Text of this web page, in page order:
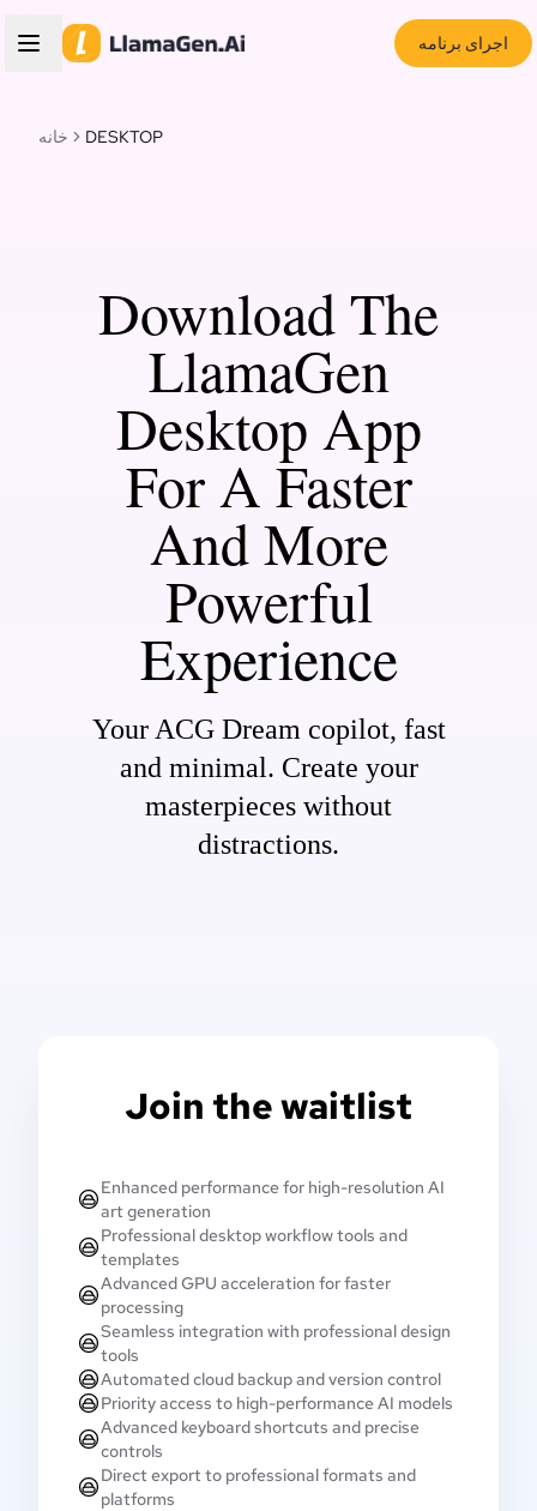
اجرای برنامه
خانه DESKTOP
Download The
LlamaGen
Desktop App
For A Faster
And More
Powerful
Experience
Your ACG Dream copilot, fast
and minimal. Create your
masterpieces without
distractions.
Join the waitlist
Enhanced performance for high-resolution AI
art generation
Professional desktop workflow tools and
templates
Advanced GPU acceleration for faster
processing
Seamless integration with professional design
tools
Automated cloud backup and version control
Priority access to high-performance AI models
Advanced keyboard shortcuts and precise
controls
Direct export to professional formats and
platforms